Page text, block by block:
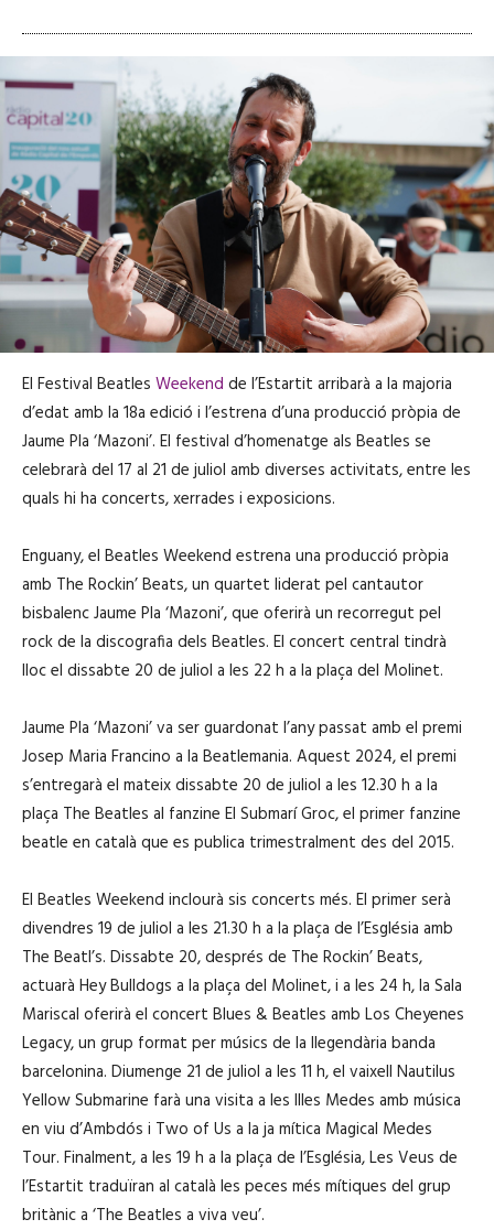
El Festival Beatles Weekend de l’Estartit arribarà a la majoria
d’edat amb la 18a edició i l’estrena d’una producció pròpia de
Jaume Pla ‘Mazoni’. El festival d’homenatge als Beatles se
celebrarà del 17 al 21 de juliol amb diverses activitats, entre les
quals hi ha concerts, xerrades i exposicions.
Enguany, el Beatles Weekend estrena una producció pròpia
amb The Rockin’ Beats, un quartet liderat pel cantautor
bisbalenc Jaume Pla ‘Mazoni’, que oferirà un recorregut pel
rock de la discografia dels Beatles. El concert central tindrà
lloc el dissabte 20 de juliol a les 22 h a la plaça del Molinet.
Jaume Pla ‘Mazoni’ va ser guardonat l’any passat amb el premi
Josep Maria Francino a la Beatlemania. Aquest 2024, el premi
s’entregarà el mateix dissabte 20 de juliol a les 12.30 h a la
plaça The Beatles al fanzine El Submarí Groc, el primer fanzine
beatle en català que es publica trimestralment des del 2015.
El Beatles Weekend inclourà sis concerts més. El primer serà
divendres 19 de juliol a les 21.30 h a la plaça de l’Església amb
The Beatl’s. Dissabte 20, després de The Rockin’ Beats,
actuarà Hey Bulldogs a la plaça del Molinet, i a les 24 h, la Sala
Mariscal oferirà el concert Blues & Beatles amb Los Cheyenes
Legacy, un grup format per músics de la llegendària banda
barcelonina. Diumenge 21 de juliol a les 11 h, el vaixell Nautilus
Yellow Submarine farà una visita a les Illes Medes amb música
en viu d’Ambdós i Two of Us a la ja mítica Magical Medes
Tour. Finalment, a les 19 h a la plaça de l’Església, Les Veus de
l’Estartit traduïran al català les peces més mítiques del grup
britànic a ‘The Beatles a viva veu’.